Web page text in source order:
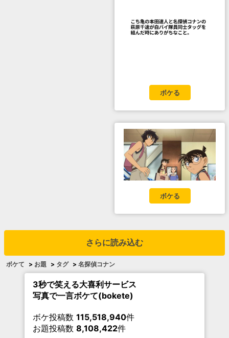
ボケる
ボケる
さらに読み込む
ボケて > お題 > タグ > 名探偵コナン
3秒で笑える大喜利サービス
写真で一言ボケて(bokete)
ボケ投稿数 115,518,940件
お題投稿数 8,108,422件